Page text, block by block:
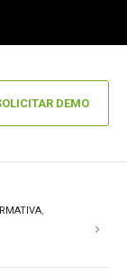
DEMO
,